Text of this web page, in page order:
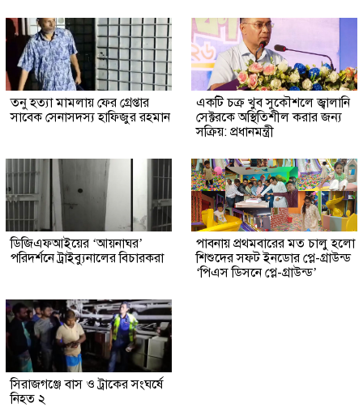
তনু হত্যা মামলায় ফের গ্রেপ্তার
সাবেক সেনাসদস্য হাফিজুর রহমান
একটি চক্র খুব সুকৌশলে জ্বালানি
সেক্টরকে অস্থিতিশীল করার জন্য
সক্রিয়: প্রধানমন্ত্রী
ডিজিএফআইয়ের ‘আয়নাঘর’
পরিদর্শনে ট্রাইব্যুনালের বিচারকরা
পাবনায় প্রথমবারের মত চালু হলো
শিশুদের সফট ইনডোর প্লে-গ্রাউন্ড
‘পিএস ডিসনে প্লে-গ্রাউন্ড’
সিরাজগঞ্জে বাস ও ট্রাকের সংঘর্ষে
নিহত ২